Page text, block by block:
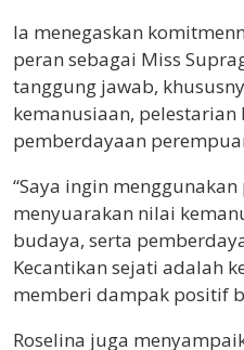
Ia menegaskan
peran sebagai Miss
tanggung jawab,
kemanusiaan, pelestarian
pemberdayaan
“Saya ingin
menyuarakan nilai
budaya, serta
Kecantikan sejati adalah
memberi dampak positif
Roselina juga